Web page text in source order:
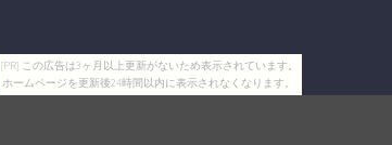
[PR] この広告は3ヶ月以上更新がないため表示されています。
ホームページを更新後24時間以内に表示されなくなります。